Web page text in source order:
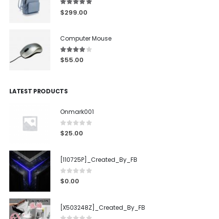
5.00out of 5
$299.00
Computer Mouse
4.00out of 5
$55.00
LATEST PRODUCTS
Onmark001
0out of 5
$25.00
[110725P]_Created_By_FB
0out of 5
$0.00
[X503248Z]_Created_By_FB